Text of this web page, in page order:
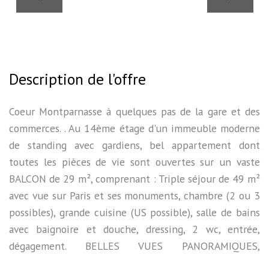
Description de l'offre
Coeur Montparnasse à quelques pas de la gare et des
commerces. . Au 14ème étage d'un immeuble moderne
de standing avec gardiens, bel appartement dont
toutes les pièces de vie sont ouvertes sur un vaste
BALCON de 29 m², comprenant : Triple séjour de 49 m²
avec vue sur Paris et ses monuments, chambre (2 ou 3
possibles), grande cuisine (US possible), salle de bains
avec baignoire et douche, dressing, 2 wc, entrée,
dégagement. BELLES VUES PANORAMIQUES,